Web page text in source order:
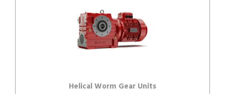
Helical Worm Gear Units